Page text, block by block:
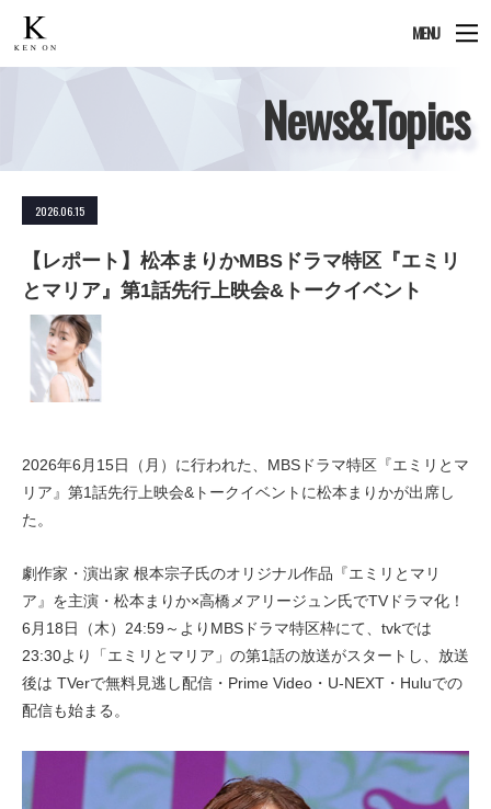
MENU
News&Topics
2026.06.15
【レポート】松本まりかMBSドラマ特区『エミリ
とマリア』第1話先行上映会&トークイベント
2026年6月15日（月）に行われた、MBSドラマ特区『エミリとマ
リア』第1話先行上映会&トークイベントに松本まりかが出席し
た。
劇作家・演出家 根本宗子氏のオリジナル作品『エミリとマリ
ア』を主演・松本まりか×高橋メアリージュン氏でTVドラマ化！
6月18日（木）24:59～よりMBSドラマ特区枠にて、tvkでは
23:30より「エミリとマリア」の第1話の放送がスタートし、放送
後は TVerで無料見逃し配信・Prime Video・U-NEXT・Huluでの
配信も始まる。